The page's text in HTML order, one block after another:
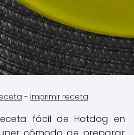
- Imprimir receta
fácil de Hotdog en